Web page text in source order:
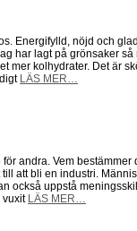
Energifylld, nöjd och
har lagt på grönsaker
mer kolhydrater. Det är
LÄS MER…
andra. Vem
att bli en industri.
också uppstå
vuxit LÄS MER…